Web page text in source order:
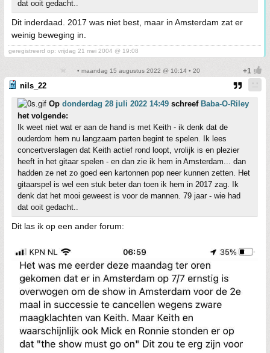
dat ooit gedacht..
Dit inderdaad. 2017 was niet best, maar in Amsterdam zat er
weinig beweging in.
geregistreerd op: vrijdag 21 mei 2004 @ 19:08
• maandag 15 augustus 2022 @ 10:14 • 20
nils_22
Op donderdag 28 juli 2022 14:49 schreef Baba-O-Riley
het volgende:
Ik weet niet wat er aan de hand is met Keith - ik denk dat de
ouderdom hem nu langzaam parten begint te spelen. Ik lees
concertverslagen dat Keith actief rond loopt, vrolijk is en plezier
heeft in het gitaar spelen - en dan zie ik hem in Amsterdam... dan
hadden ze net zo goed een kartonnen pop neer kunnen zetten. Het
gitaarspel is wel een stuk beter dan toen ik hem in 2017 zag. Ik
denk dat het mooi geweest is voor de mannen. 79 jaar - wie had
dat ooit gedacht..
Dit las ik op een ander forum: